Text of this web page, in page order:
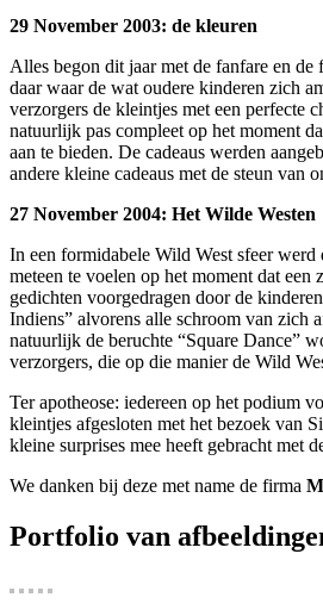
29 November 2003: de kleuren
Alles begon dit jaar met de fanfare en
daar waar de wat oudere kinderen zich
verzorgers de kleintjes met een perfecte
natuurlijk pas compleet op het moment
aan te bieden. De cadeaus werden
andere kleine cadeaus met de steun van
27 November 2004: Het Wilde Westen
In een formidabele Wild West sfeer
meteen te voelen op het moment dat
gedichten voorgedragen door de
Indiens” alvorens alle schroom van zich
natuurlijk de beruchte “Square Dance”
verzorgers, die op die manier de Wild
Ter apotheose: iedereen op het podium
kleintjes afgesloten met het bezoek van
kleine surprises mee heeft gebracht met
We danken bij deze met name de firma
Portfolio van